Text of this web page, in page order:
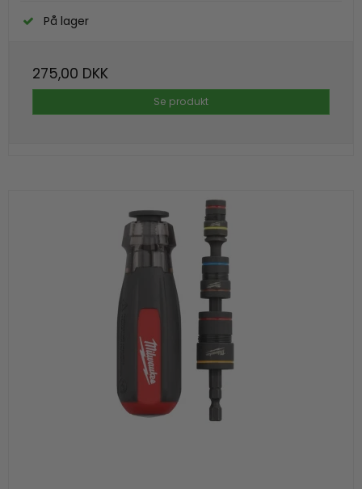
På lager
275,00 DKK
Se produkt